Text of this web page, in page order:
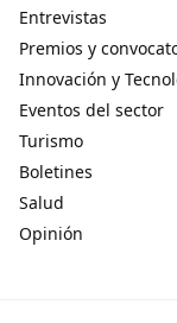
Entrevistas
Premios y
Innovación y
Eventos del sector
Turismo
Boletines
Salud
Opinión